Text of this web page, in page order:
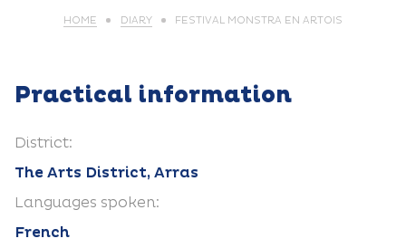
HOME DIARY FESTIVAL MONSTRA EN ARTOIS
Practical information
District:
The Arts District, Arras
Languages spoken:
French